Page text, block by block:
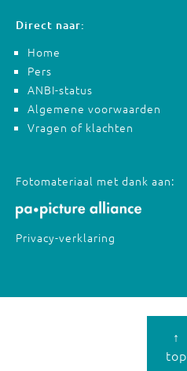
Direct naar:
Home
Pers
ANBI-status
Algemene voorwaarden
Vragen of klachten
Fotomateriaal met dank aan:
Privacy-verklaring
↑
top